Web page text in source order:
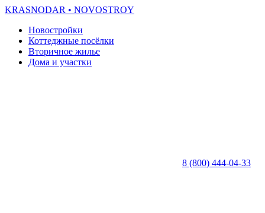
KRASNODAR • NOVOSTROY
Новостройки
Коттеджные посёлки
Вторичное жилье
Дома и участки
8 (800) 444-04-33